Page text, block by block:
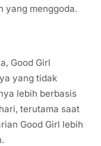
yang menggoda.
Good Girl
yang tidak
lebih berbasis
terutama saat
Good Girl lebih